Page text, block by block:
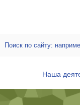
Наша